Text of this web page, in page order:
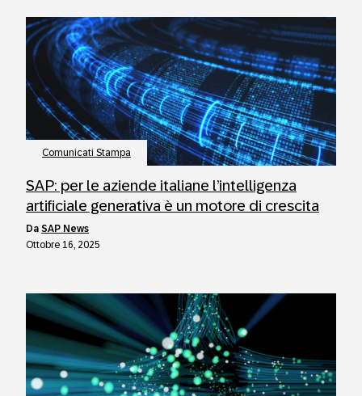
Comunicati Stampa
SAP: per le aziende italiane l’intelligenza
artificiale generativa è un motore di crescita
da SAP News
Ottobre 16, 2025